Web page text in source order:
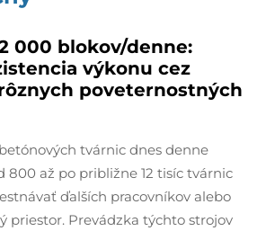
000 blokov/denne:
výkonu cez
poveternostných
tvárnic dnes denne
800 až po približne 12 tisíc tvárnic
ďalších pracovníkov alebo
priestor. Prevádzka týchto strojov